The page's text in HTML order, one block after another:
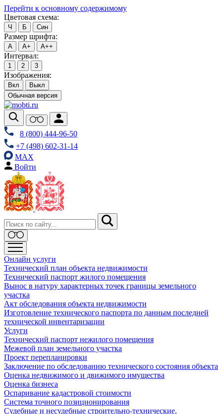
Перейти к основному содержимому
Цветовая схема:
Ч Б Син
Размер шрифта:
А А+ А++
Интервал:
1 2 3
Изображения:
Вкл
Выкл
Обычная версия
8 (800) 444-96-50
+7 (498) 602-31-14
MAX
Войти
Онлайн услуги
Технический план объекта недвижимости
Технический паспорт жилого помещения
Вынос в натуру характерных точек границы земельного
участка
Акт обследования объекта недвижимости
Изготовление технического паспорта по данным последней
технической инвентаризации
Услуги
Технический паспорт нежилого помещения
Межевой план земельного участка
Проект перепланировки
Заключение по обследованию технического состояния объекта
Оценка недвижимого и движимого имущества
Оценка бизнеса
Оспаривание кадастровой стоимости
Система точного позиционирования
Судебные и несудебные строительно-технические,